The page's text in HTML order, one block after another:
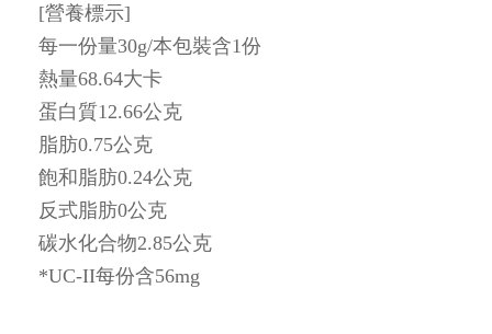
[營養標示]
每一份量30g/本包裝含1份
熱量68.64大卡
蛋白質12.66公克
脂肪0.75公克
飽和脂肪0.24公克
反式脂肪0公克
碳水化合物2.85公克
*UC-II每份含56mg